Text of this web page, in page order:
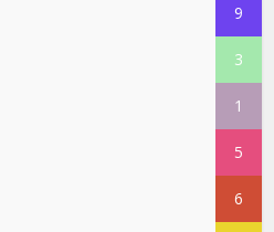
9
3
1
5
6